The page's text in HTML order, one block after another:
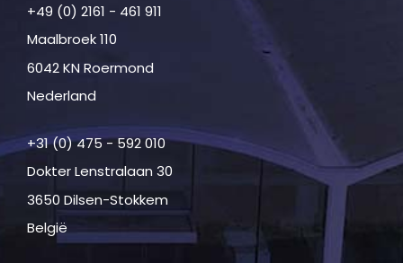
+49 (0) 2161 - 461 911
Maalbroek 110
6042 KN Roermond
Nederland
+31 (0) 475 - 592 010
Dokter Lenstralaan 30
3650 Dilsen-Stokkem
België